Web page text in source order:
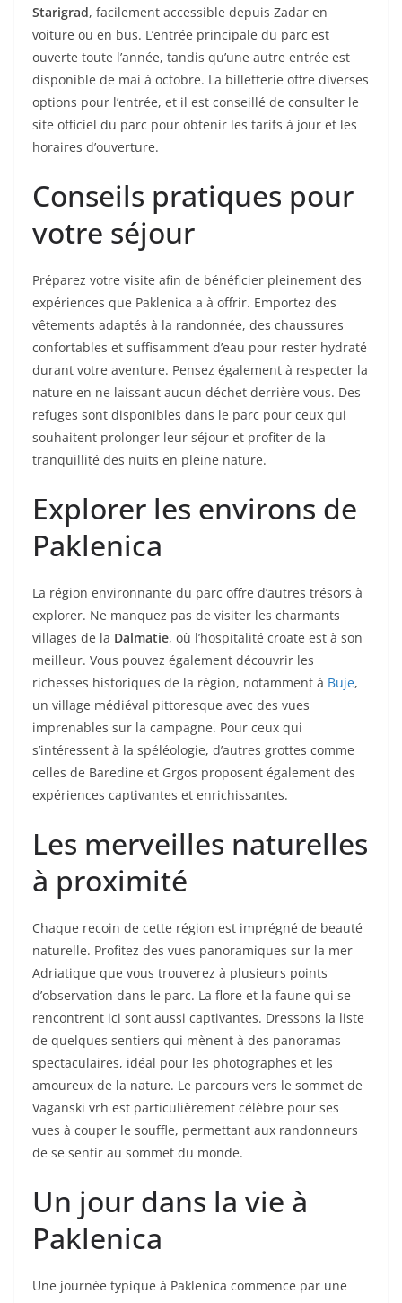
Starigrad, facilement accessible depuis Zadar en
voiture ou en bus. L’entrée principale du parc est
ouverte toute l’année, tandis qu’une autre entrée est
disponible de mai à octobre. La billetterie offre diverses
options pour l’entrée, et il est conseillé de consulter le
site officiel du parc pour obtenir les tarifs à jour et les
horaires d’ouverture.
Conseils pratiques pour
votre séjour
Préparez votre visite afin de bénéficier pleinement des
expériences que Paklenica a à offrir. Emportez des
vêtements adaptés à la randonnée, des chaussures
confortables et suffisamment d’eau pour rester hydraté
durant votre aventure. Pensez également à respecter la
nature en ne laissant aucun déchet derrière vous. Des
refuges sont disponibles dans le parc pour ceux qui
souhaitent prolonger leur séjour et profiter de la
tranquillité des nuits en pleine nature.
Explorer les environs de
Paklenica
La région environnante du parc offre d’autres trésors à
explorer. Ne manquez pas de visiter les charmants
villages de la Dalmatie, où l’hospitalité croate est à son
meilleur. Vous pouvez également découvrir les
richesses historiques de la région, notamment à Buje,
un village médiéval pittoresque avec des vues
imprenables sur la campagne. Pour ceux qui
s’intéressent à la spéléologie, d’autres grottes comme
celles de Baredine et Grgos proposent également des
expériences captivantes et enrichissantes.
Les merveilles naturelles
à proximité
Chaque recoin de cette région est imprégné de beauté
naturelle. Profitez des vues panoramiques sur la mer
Adriatique que vous trouverez à plusieurs points
d’observation dans le parc. La flore et la faune qui se
rencontrent ici sont aussi captivantes. Dressons la liste
de quelques sentiers qui mènent à des panoramas
spectaculaires, idéal pour les photographes et les
amoureux de la nature. Le parcours vers le sommet de
Vaganski vrh est particulièrement célèbre pour ses
vues à couper le souffle, permettant aux randonneurs
de se sentir au sommet du monde.
Un jour dans la vie à
Paklenica
Une journée typique à Paklenica commence par une